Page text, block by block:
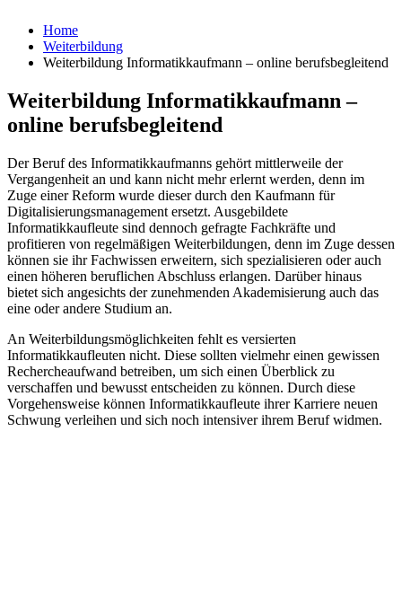
Home
Weiterbildung
Weiterbildung Informatikkaufmann – online berufsbegleitend
Weiterbildung Informatikkaufmann –
online berufsbegleitend
Der Beruf des Informatikkaufmanns gehört mittlerweile der
Vergangenheit an und kann nicht mehr erlernt werden, denn im
Zuge einer Reform wurde dieser durch den Kaufmann für
Digitalisierungsmanagement ersetzt. Ausgebildete
Informatikkaufleute sind dennoch gefragte Fachkräfte und
profitieren von regelmäßigen Weiterbildungen, denn im Zuge dessen
können sie ihr Fachwissen erweitern, sich spezialisieren oder auch
einen höheren beruflichen Abschluss erlangen. Darüber hinaus
bietet sich angesichts der zunehmenden Akademisierung auch das
eine oder andere Studium an.
An Weiterbildungsmöglichkeiten fehlt es versierten
Informatikkaufleuten nicht. Diese sollten vielmehr einen gewissen
Rechercheaufwand betreiben, um sich einen Überblick zu
verschaffen und bewusst entscheiden zu können. Durch diese
Vorgehensweise können Informatikkaufleute ihrer Karriere neuen
Schwung verleihen und sich noch intensiver ihrem Beruf widmen.